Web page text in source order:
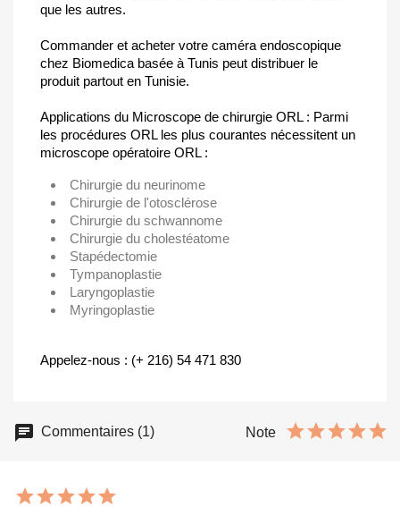
que les autres.
Commander et acheter votre caméra endoscopique
chez Biomedica basée à Tunis peut distribuer le
produit partout en Tunisie.
Applications du Microscope de chirurgie ORL : Parmi
les procédures ORL les plus courantes nécessitent un
microscope opératoire ORL :
Chirurgie du neurinome
Chirurgie de l'otosclérose
Chirurgie du schwannome
Chirurgie du cholestéatome
Stapédectomie
Tympanoplastie
Laryngoplastie
Myringoplastie
Appelez-nous : (+ 216) 54 471 830
Commentaires (1) Note